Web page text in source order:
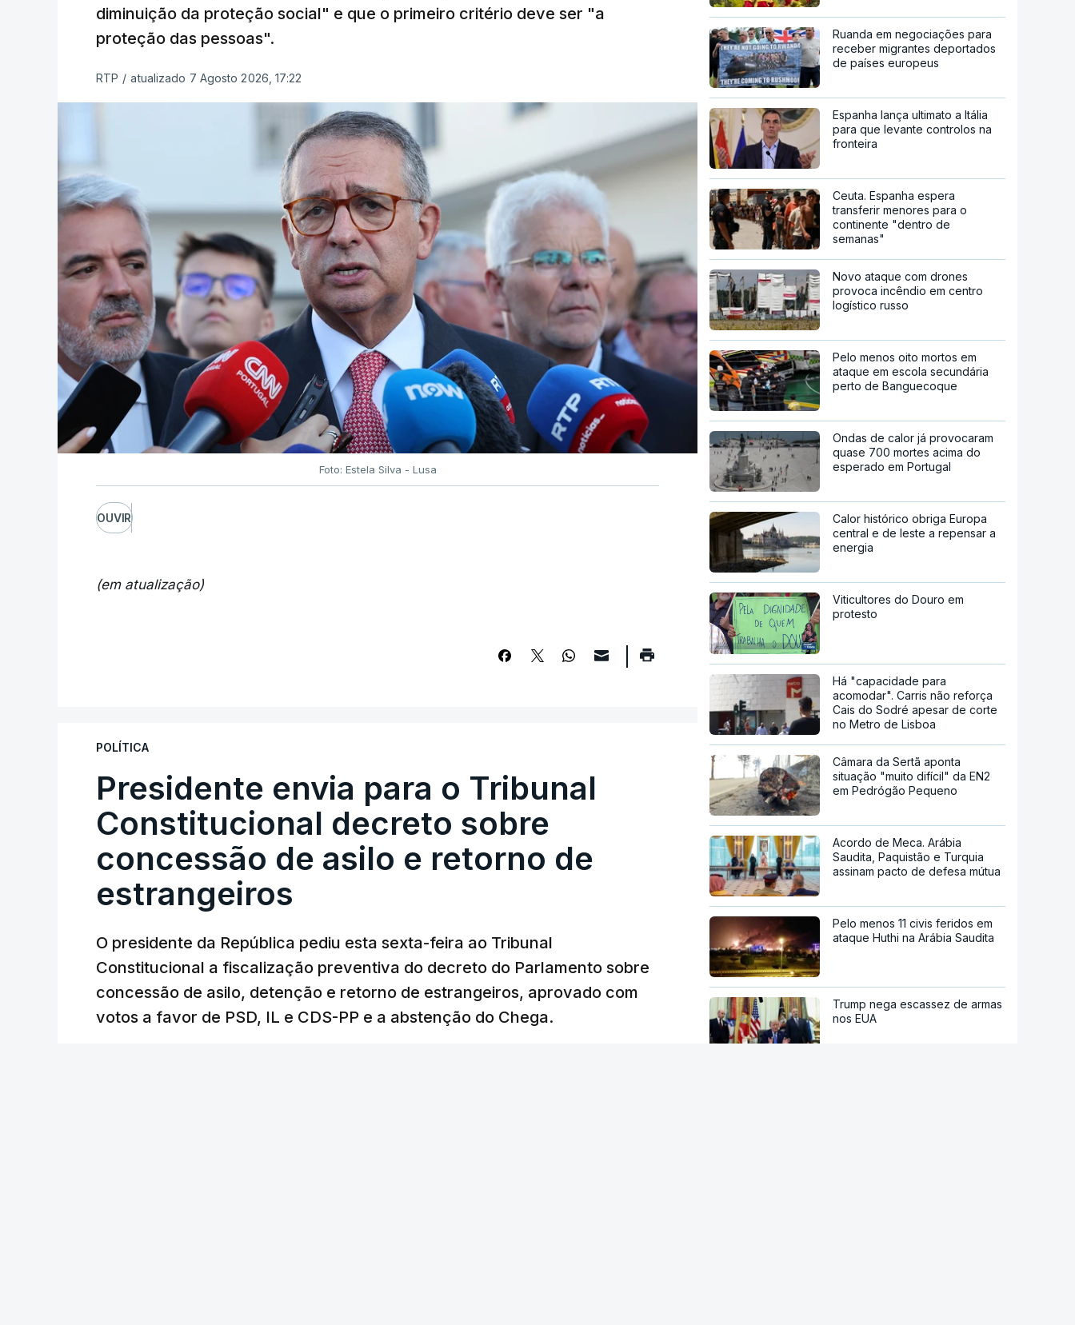
diminuição da proteção social" e que o primeiro critério deve ser "a
proteção das pessoas".
RTP / atualizado 7 Agosto 2026, 17:22
Foto: Estela Silva - Lusa
OUVIR
(em atualização)
POLÍTICA
Presidente envia para o Tribunal
Constitucional decreto sobre
concessão de asilo e retorno de
estrangeiros
O presidente da República pediu esta sexta-feira ao Tribunal
Constitucional a fiscalização preventiva do decreto do Parlamento sobre
concessão de asilo, detenção e retorno de estrangeiros, aprovado com
votos a favor de PSD, IL e CDS-PP e a abstenção do Chega.
Ruanda em negociações para
receber migrantes deportados
de países europeus
Espanha lança ultimato a Itália
para que levante controlos na
fronteira
Ceuta. Espanha espera
transferir menores para o
continente "dentro de
semanas"
Novo ataque com drones
provoca incêndio em centro
logístico russo
Pelo menos oito mortos em
ataque em escola secundária
perto de Banguecoque
Ondas de calor já provocaram
quase 700 mortes acima do
esperado em Portugal
Calor histórico obriga Europa
central e de leste a repensar a
energia
Viticultores do Douro em
protesto
Há "capacidade para
acomodar". Carris não reforça
Cais do Sodré apesar de corte
no Metro de Lisboa
Câmara da Sertã aponta
situação "muito difícil" da EN2
em Pedrógão Pequeno
Acordo de Meca. Arábia
Saudita, Paquistão e Turquia
assinam pacto de defesa mútua
Pelo menos 11 civis feridos em
ataque Huthi na Arábia Saudita
Trump nega escassez de armas
nos EUA